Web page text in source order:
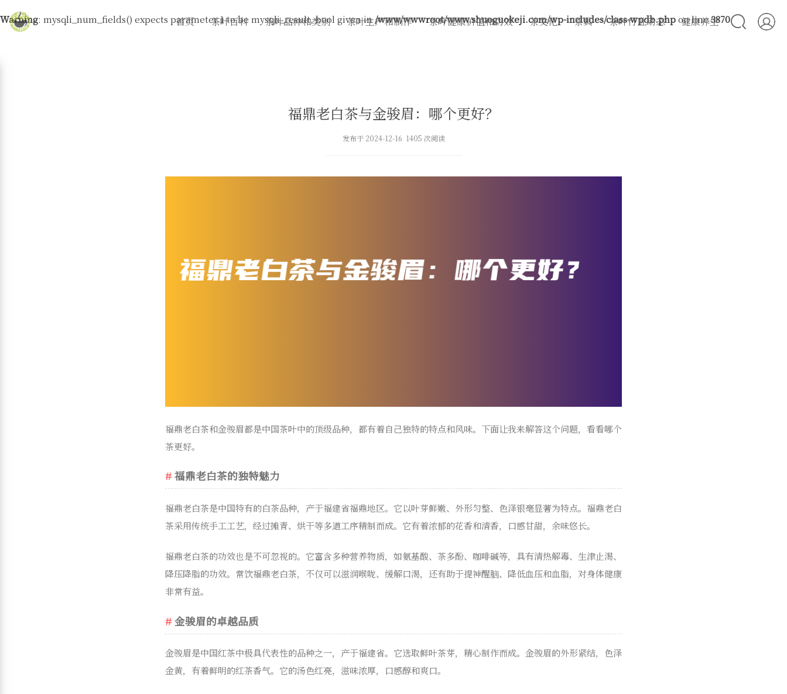
Warning: mysqli_num_fields() expects parameter 1 to be mysqli_result, bool given in/www/wwwroot/www.shuoguokeji.com/wp-includes/class-wpdb.phpon line3870
首页 茶叶百科 茶叶品种和类别 茶叶生产和制作 茶叶健康价值和功效 茶文化 茶具 茶叶行业动态 健康养生
福鼎老白茶与金骏眉：哪个更好？
发布于 2024-12-16 1405 次阅读
福鼎老白茶和金骏眉都是中国茶叶中的顶级品种，都有着自己独特的特点和风味。下面让我来解答这个问题，看看哪个
茶更好。
福鼎老白茶的独特魅力
福鼎老白茶是中国特有的白茶品种，产于福建省福鼎地区。它以叶芽鲜嫩、外形匀整、色泽银毫显著为特点。福鼎老白
茶采用传统手工工艺，经过摊青、烘干等多道工序精制而成。它有着浓郁的花香和清香，口感甘甜，余味悠长。
福鼎老白茶的功效也是不可忽视的。它富含多种营养物质，如氨基酸、茶多酚、咖啡碱等，具有清热解毒、生津止渴、
降压降脂的功效。常饮福鼎老白茶，不仅可以滋润喉咙、缓解口渴，还有助于提神醒脑、降低血压和血脂，对身体健康
非常有益。
金骏眉的卓越品质
金骏眉是中国红茶中极具代表性的品种之一，产于福建省。它选取鲜叶茶芽，精心制作而成。金骏眉的外形紧结，色泽
金黄，有着鲜明的红茶香气。它的汤色红亮，滋味浓厚，口感醇和爽口。